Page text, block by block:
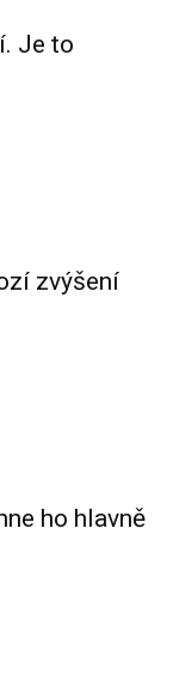
Je to
zvýšení
ho hlavně